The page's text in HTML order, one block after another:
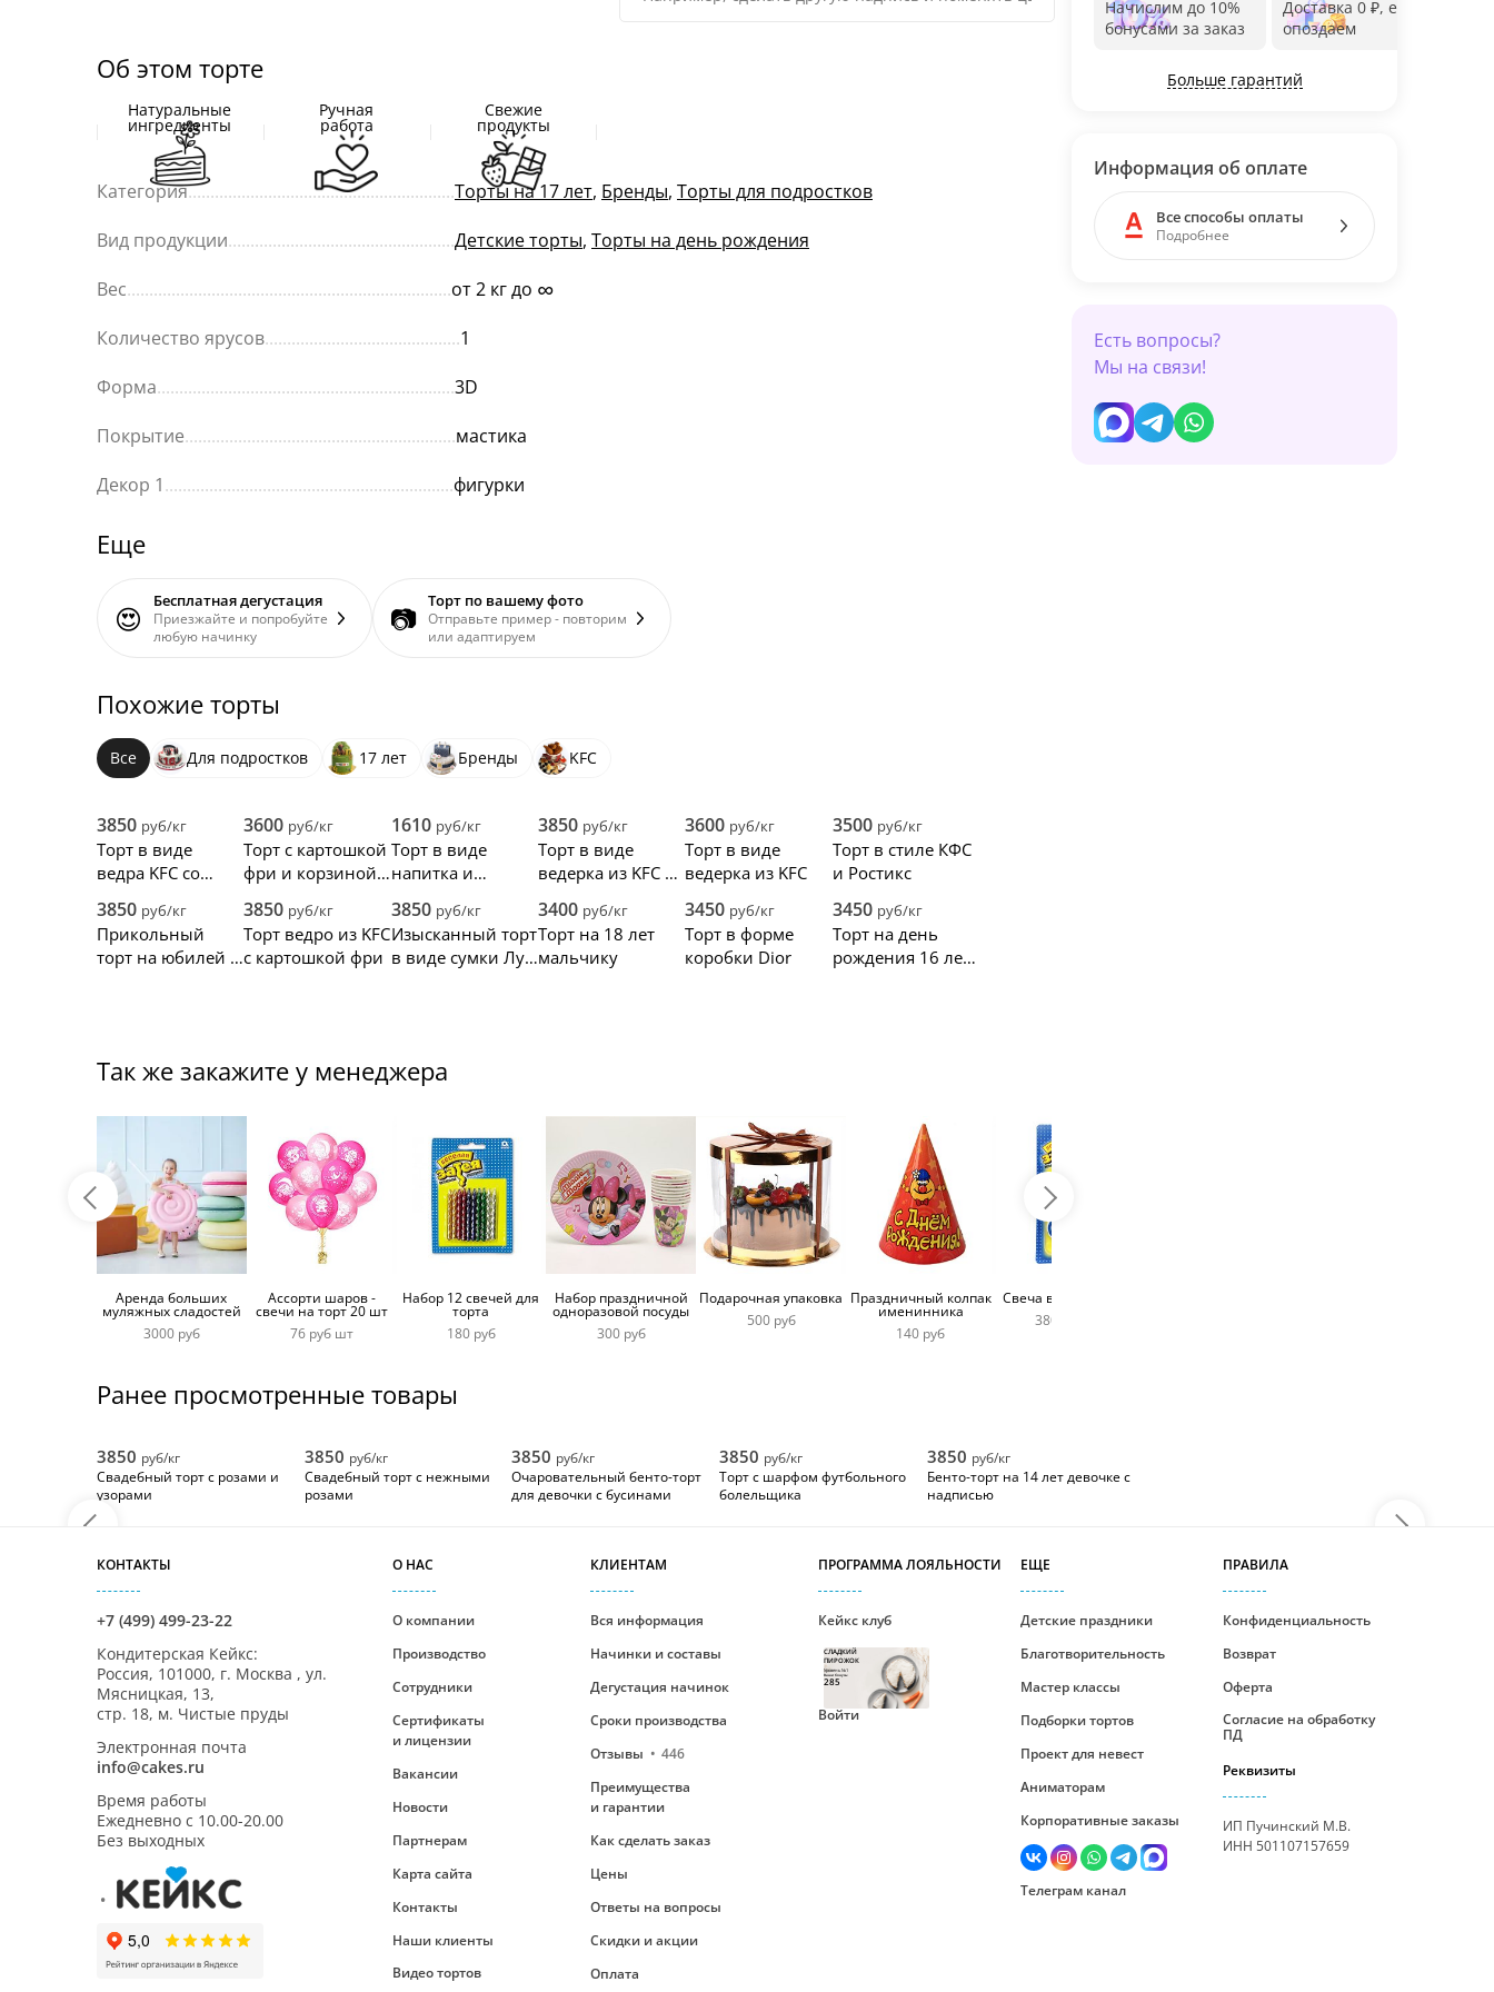
Начислим до 10%
бонусами за заказ
Доставка 0 ₽, если
опоздаем
Больше гарантий
Информация об оплате
Все способы оплаты
Подробнее
Есть вопросы?
Мы на связи!
Об этом торте
Натуральные
ингредиенты
Ручная
работа
Свежие
продукты
Категория............................................................Торты на 17 лет, Бренды, Торты для подростков
Вид продукции...................................................Детские торты, Торты на день рождения
Вес.........................................................................от 2 кг до ∞
Количество ярусов............................................1
Форма...................................................................3D
Покрытие.............................................................мастика
Декор 1.................................................................фигурки
Еще
😍 Бесплатная дегустация
Приезжайте и попробуйте
любую начинку
📷 Торт по вашему фото
Отправьте пример - повторим
или адаптируем
Похожие торты
Все Для подростков 17 лет Бренды KFC
3850 руб/кг
Торт в виде
ведра KFC со
3600 руб/кг
Торт с картошкой
фри и корзиной
1610 руб/кг
Торт в виде
напитка и
3850 руб/кг
Торт в виде
ведерка из KFC с
3600 руб/кг
Торт в виде
ведерка из KFC
3500 руб/кг
Торт в стиле КФС
и Ростикс
3850 руб/кг
Прикольный
торт на юбилей с
3850 руб/кг
Торт ведро из KFC
с картошкой фри
3850 руб/кг
Изысканный торт
в виде сумки Луи
3400 руб/кг
Торт на 18 лет
мальчику
3450 руб/кг
Торт в форме
коробки Dior
3450 руб/кг
Торт на день
рождения 16 лет
Так же закажите у менеджера
Аренда больших
муляжных сладостей
3000 руб
Ассорти шаров -
свечи на торт 20 шт
76 руб шт
Набор 12 свечей для
торта
180 руб
Набор праздничной
одноразовой посуды
300 руб
Подарочная упаковка
500 руб
Праздничный колпак
именинника
140 руб
Свеча в виде цифры
380 руб шт
Ранее просмотренные товары
3850 руб/кг
Свадебный торт с розами и
узорами
3850 руб/кг
Свадебный торт с нежными
розами
3850 руб/кг
Очаровательный бенто-торт
для девочки с бусинами
3850 руб/кг
Торт с шарфом футбольного
болельщика
3850 руб/кг
Бенто-торт на 14 лет девочке с
надписью
КОНТАКТЫ
+7 (499) 499-23-22
Кондитерская Кейкс:
Россия, 101000, г. Москва , ул.
Мясницкая, 13,
стр. 18, м. Чистые пруды
Электронная почта
info@cakes.ru
Время работы
Ежедневно с 10.00-20.00
Без выходных
О НАС
О компании
Производство
Сотрудники
Сертификаты
и лицензии
Вакансии
Новости
Партнерам
Карта сайта
Контакты
Наши клиенты
Видео тортов
КЛИЕНТАМ
Вся информация
Начинки и составы
Дегустация начинок
Сроки производства
Отзывы
446
Преимущества
и гарантии
Как сделать заказ
Цены
Ответы на вопросы
Скидки и акции
Оплата
ПРОГРАММА ЛОЯЛЬНОСТИ
Кейкс клуб
СЛАДКИЙ
ПИРОЖОК
Уровень №1
Ваши бонусы
285
Войти
ЕЩЕ
Детские праздники
Благотворительность
Мастер классы
Подборки тортов
Проект для невест
Аниматорам
Корпоративные заказы
Телеграм канал
ПРАВИЛА
Конфиденциальность
Возврат
Оферта
Согласие на обработку
ПД
Реквизиты
ИП Пучинский М.В.
ИНН 501107157659